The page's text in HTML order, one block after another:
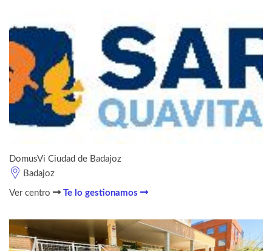
DomusVi Ciudad de Badajoz
Badajoz
Ver centro Te lo gestionamos